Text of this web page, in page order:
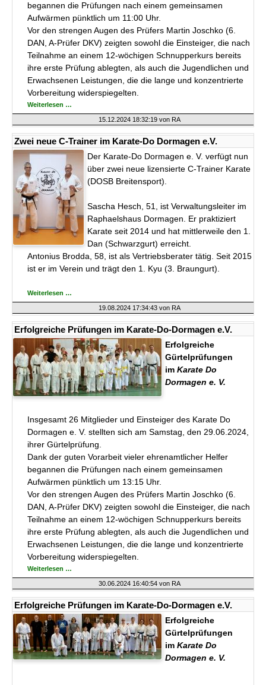
begannen die Prüfungen nach einem gemeinsamen
Aufwärmen pünktlich um 11:00 Uhr.
Vor den strengen Augen des Prüfers Martin Joschko (6.
DAN, A-Prüfer DKV) zeigten sowohl die Einsteiger, die nach
Teilnahme an einem 12-wöchigen Schnupperkurs bereits
ihre erste Prüfung ablegten, als auch die Jugendlichen und
Erwachsenen Leistungen, die die lange und konzentrierte
Vorbereitung widerspiegelten.
Weiterlesen …
im
Karate-
Dormagen
e.V.
15.12.2024 18:32:19 von RA
Zwei neue C-Trainer im Karate-Do Dormagen e.V.
Der Karate-Do Dormagen e. V. verfügt nun
über zwei neue lizensierte C-Trainer Karate
(DOSB Breitensport).
Sascha Hesch, 51, ist Verwaltungsleiter im
Raphaelshaus Dormagen. Er praktiziert
Karate seit 2014 und hat mittlerweile den 1.
Dan (Schwarzgurt) erreicht.
Antonius Brodda, 58, ist als Vertriebsberater tätig. Seit 2015
ist er im Verein und trägt den 1. Kyu (3. Braungurt).
Weiterlesen …
C-
Trainer
Karate-
Do
Dormagen
e.V.
19.08.2024 17:34:43 von RA
Erfolgreiche Prüfungen im Karate-Do-Dormagen e.V.
Erfolgreiche
Gürtelprüfungen
im Karate Do
Dormagen e. V.
Insgesamt 26 Mitglieder und Einsteiger des Karate Do
Dormagen e. V. stellten sich am Samstag, den 29.06.2024,
ihrer Gürtelprüfung.
Dank der guten Vorarbeit vieler ehrenamtlicher Helfer
begannen die Prüfungen nach einem gemeinsamen
Aufwärmen pünktlich um 13:15 Uhr.
Vor den strengen Augen des Prüfers Martin Joschko (6.
DAN, A-Prüfer DKV) zeigten sowohl die Einsteiger, die nach
Teilnahme an einem 12-wöchigen Schnupperkurs bereits
ihre erste Prüfung ablegten, als auch die Jugendlichen und
Erwachsenen Leistungen, die die lange und konzentrierte
Vorbereitung widerspiegelten.
Weiterlesen …
im
Karate-
Dormagen
e.V.
30.06.2024 16:40:54 von RA
Erfolgreiche Prüfungen im Karate-Do-Dormagen e.V.
Erfolgreiche
Gürtelprüfungen
im Karate Do
Dormagen e. V.